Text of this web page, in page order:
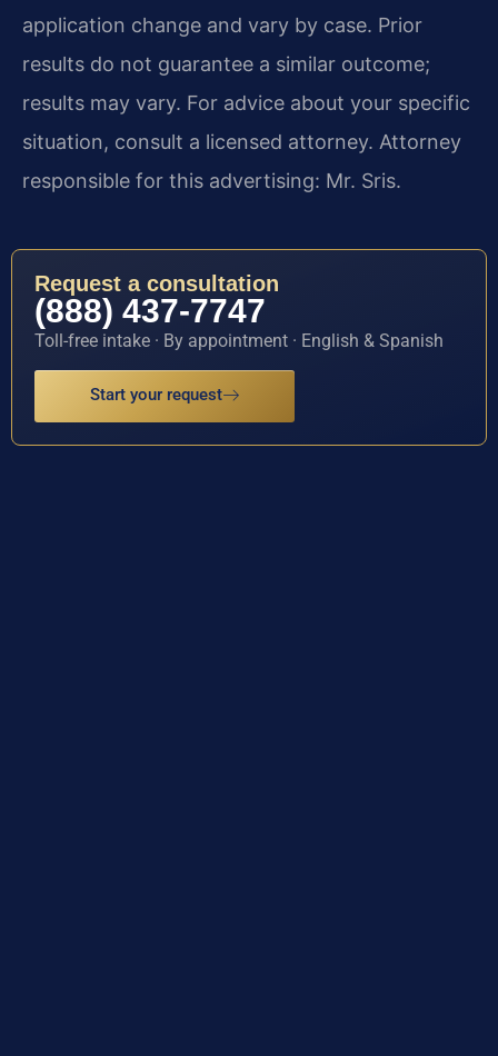
application change and vary by case. Prior
results do not guarantee a similar outcome;
results may vary. For advice about your specific
situation, consult a licensed attorney. Attorney
responsible for this advertising: Mr. Sris.
Request a consultation
(888) 437-7747
Toll-free intake · By appointment · English & Spanish
Start your request